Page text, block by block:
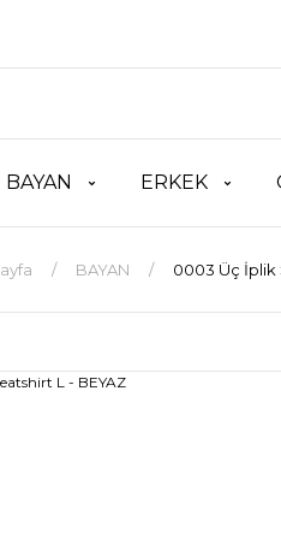
BAYAN ERKEK
BAYAN 0003 Üç İplik